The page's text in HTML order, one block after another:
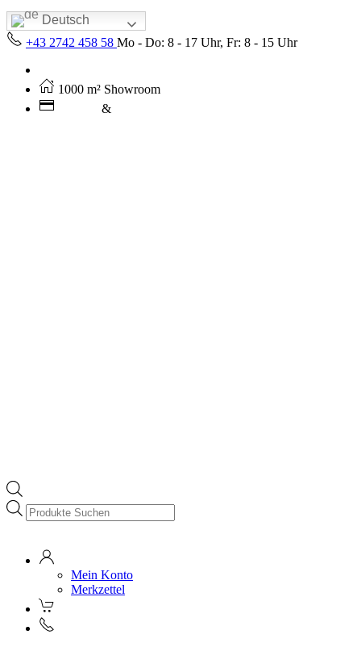
Deutsch
+43 2742 458 58 Mo - Do: 8 - 17 Uhr, Fr: 8 - 15 Uhr
1000 m² Showroom
&
Products
search
Mein Konto
Merkzettel